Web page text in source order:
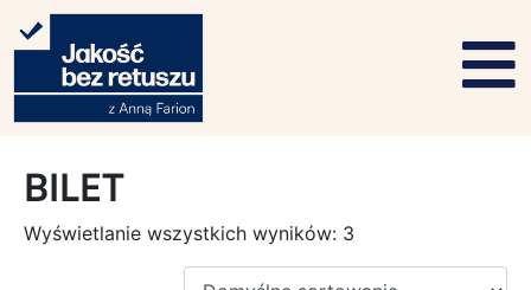
BILET
Wyświetlanie wszystkich wyników: 3